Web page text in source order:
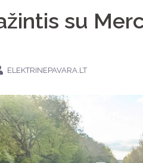
su
ELEKTRINEPAVARA.LT